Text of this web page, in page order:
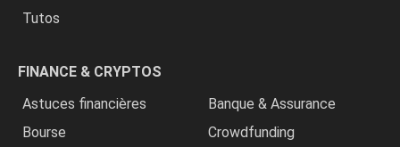
Tutos
FINANCE & CRYPTOS
Astuces financières
Banque & Assurance
Bourse
Crowdfunding